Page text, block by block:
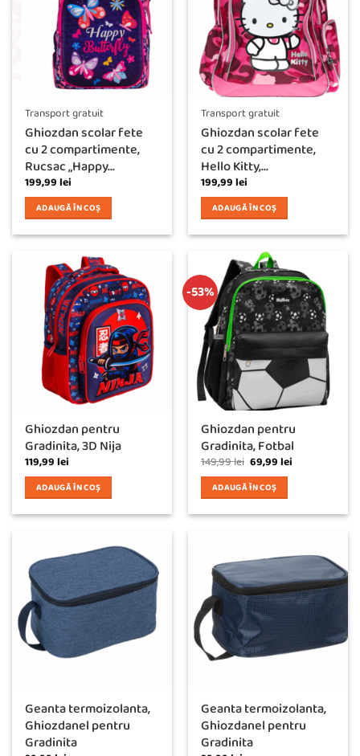
Transport gratuit
Ghiozdan scolar fete
cu 2 compartimente,
Rucsac „Happy...
199,99lei
ADAUGĂ ÎN COȘ
Transport gratuit
Ghiozdan scolar fete
cu 2 compartimente,
Hello Kitty,...
199,99lei
ADAUGĂ ÎN COȘ
Ghiozdan pentru
Gradinita, 3D Nija
119,99lei
ADAUGĂ ÎN COȘ
-53%
Ghiozdan pentru
Gradinita, Fotbal
149,99lei Prețul
inițial
a
fost:
149,99 lei.
69,99lei
ADAUGĂ ÎN COȘ
Geanta termoizolanta,
Ghiozdanel pentru
Gradinita
Geanta termoizolanta,
Ghiozdanel pentru
Gradinita